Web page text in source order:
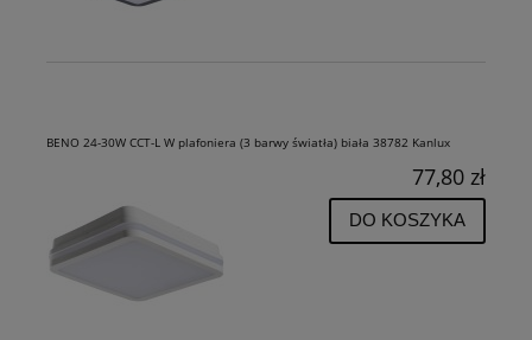
BENO 24-30W CCT-L W plafoniera (3 barwy światła) biała 38782 Kanlux
77,80 zł
DO KOSZYKA